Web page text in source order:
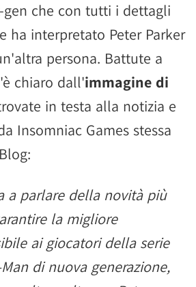
che con tutti i dettagli
ha interpretato Peter Parker
persona. Battute a
chiaro dall'immagine di
in testa alla notizia e
Insomniac Games stessa
a parlare della novità più
la migliore
ai giocatori della serie
di nuova generazione,